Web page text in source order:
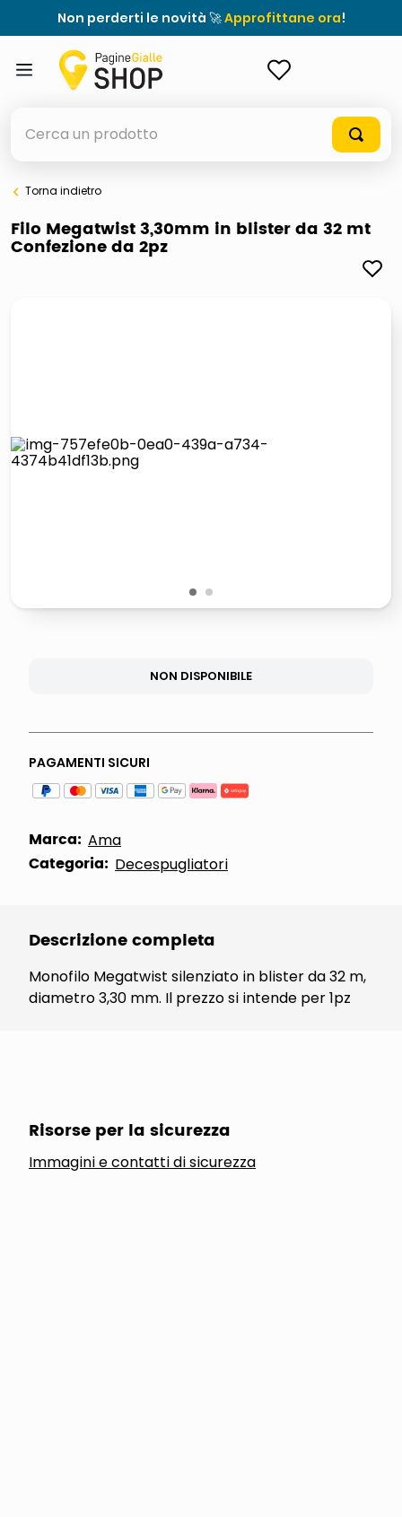
Non perderti le novità 🚀Approfittane ora!
elenchi telefonici
orologio parete
pattumiera raccolta differenziata
Torna indietro
Filo Megatwist 3,30mm in blister da 32 mt
Confezione da 2pz
1 2
NON DISPONIBILE
PAGAMENTI SICURI
Marca: Ama
Categoria: Decespugliatori
Descrizione completa
Monofilo Megatwist silenziato in blister da 32 m,
diametro 3,30 mm. Il prezzo si intende per 1pz
Risorse per la sicurezza
Immagini e contatti di sicurezza